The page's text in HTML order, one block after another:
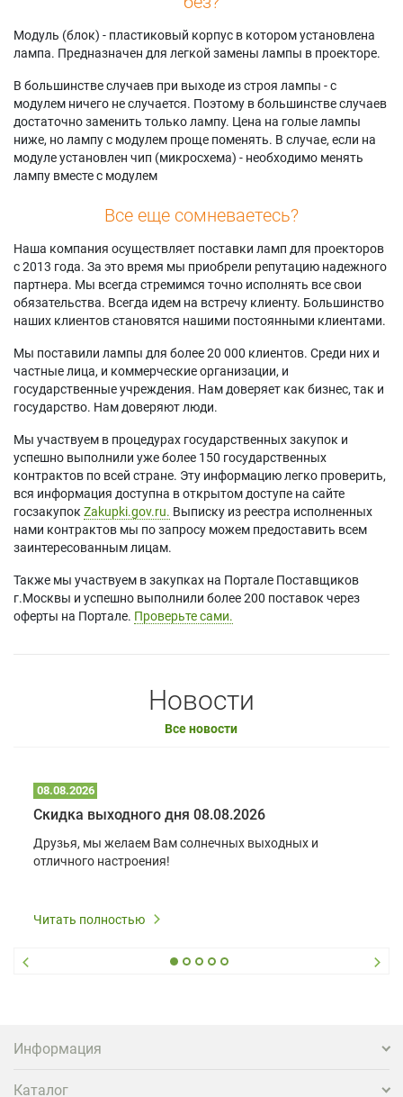
Модуль (блок) - пластиковый корпус в котором установлена
лампа. Предназначен для легкой замены лампы в проекторе.
В большинстве случаев при выходе из строя лампы - с
модулем ничего не случается. Поэтому в большинстве случаев
достаточно заменить только лампу. Цена на голые лампы
ниже, но лампу с модулем проще поменять. В случае, если на
модуле установлен чип (микросхема) - необходимо менять
лампу вместе с модулем
Все еще сомневаетесь?
Наша компания осуществляет поставки ламп для проекторов
с 2013 года. За это время мы приобрели репутацию надежного
партнера. Мы всегда стремимся точно исполнять все свои
обязательства. Всегда идем на встречу клиенту. Большинство
наших клиентов становятся нашими постоянными клиентами.
Мы поставили лампы для более 20 000 клиентов. Среди них и
частные лица, и коммерческие организации, и
государственные учреждения. Нам доверяет как бизнес, так и
государство. Нам доверяют люди.
Мы участвуем в процедурах государственных закупок и
успешно выполнили уже более 150 государственных
контрактов по всей стране. Эту информацию легко проверить,
вся информация доступна в открытом доступе на сайте
госзакупок Zakupki.gov.ru. Выписку из реестра исполненных
нами контрактов мы по запросу можем предоставить всем
заинтересованным лицам.
Также мы участвуем в закупках на Портале Поставщиков
г.Москвы и успешно выполнили более 200 поставок через
оферты на Портале. Проверьте сами.
Новости
Все новости
08.08.2026
Скидка выходного дня 08.08.2026
Друзья, мы желаем Вам солнечных выходных и
отличного настроения!
Читать полностью
Информация
Каталог